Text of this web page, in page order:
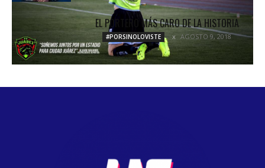
EL PORTERO MÁS CARO DE LA HISTORIA
#PORSINOLOVISTE AGOSTO 9, 2018